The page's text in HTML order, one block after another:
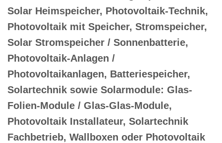
Solar Heimspeicher, Photovoltaik-Technik,
Photovoltaik mit Speicher, Stromspeicher,
Solar Stromspeicher / Sonnenbatterie,
Photovoltaik-Anlagen /
Photovoltaikanlagen, Batteriespeicher,
Solartechnik sowie Solarmodule: Glas-
Folien-Module / Glas-Glas-Module,
Photovoltaik Installateur, Solartechnik
Fachbetrieb, Wallboxen oder Photovoltaik